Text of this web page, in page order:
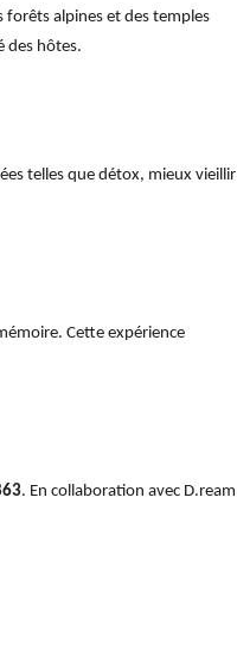
forêts alpines et des temples
des hôtes.
telles que détox, mieux vieillir
Cette expérience
. En collaboration avec D.ream